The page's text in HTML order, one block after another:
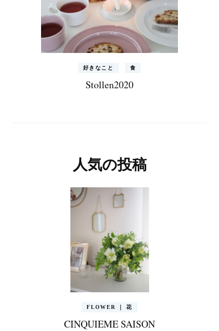
好きなこと 食
Stollen2020
人気の投稿
FLOWER ｜ 花
CINQUIEME SAISON